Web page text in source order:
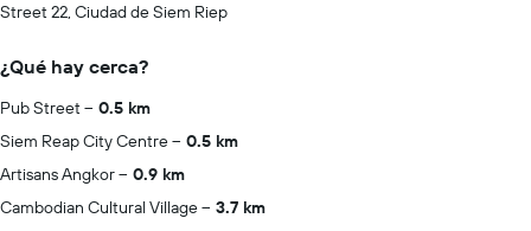
Street 22, Ciudad de Siem Riep
¿Qué hay cerca?
Pub Street
0.5 km
Siem Reap City Centre
0.5 km
Artisans Angkor
0.9 km
Cambodian Cultural Village
3.7 km